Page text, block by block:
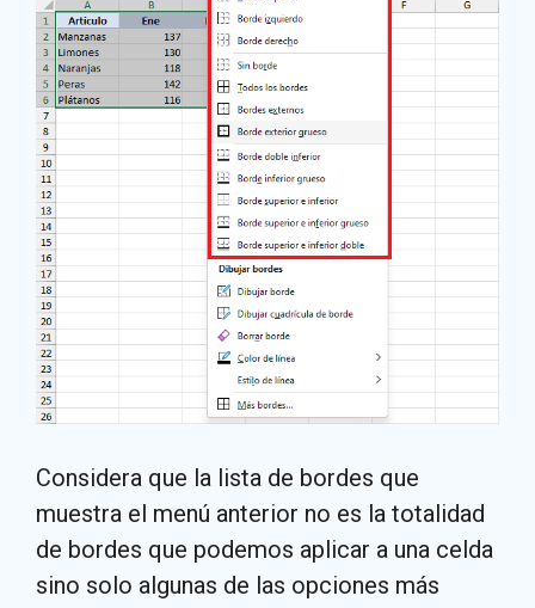
Considera que la lista de bordes que
muestra el menú anterior no es la totalidad
de bordes que podemos aplicar a una celda
sino solo algunas de las opciones más